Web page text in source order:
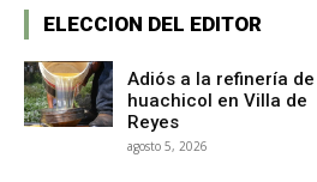
ELECCION DEL EDITOR
Adiós a la refinería de
huachicol en Villa de
Reyes
agosto 5, 2026